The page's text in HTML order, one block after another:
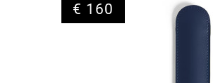
€ 160